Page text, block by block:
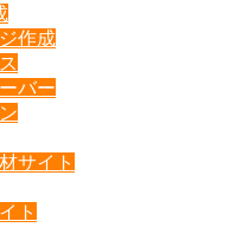
作成
バー
サイト
ト